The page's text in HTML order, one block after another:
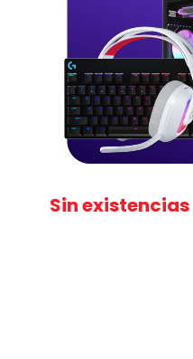
Sin existencias